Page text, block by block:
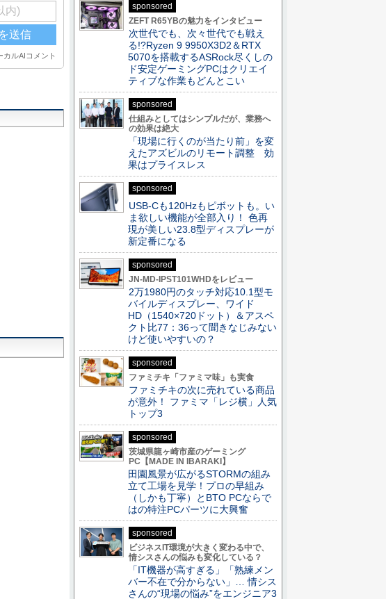
sponsored
ZEFT R65YBの魅力をインタビュー
次世代でも、次々世代でも戦え
る!?Ryzen 9 9950X3D2＆RTX
5070を搭載するASRock尽くしの
ド安定ゲーミングPCはクリエイ
ティブな作業もどんとこい
sponsored
仕組みとしてはシンプルだが、業務へ
の効果は絶大
「現場に行くのが当たり前」を変
えたアズビルのリモート調整 効
果はプライスレス
sponsored
USB-Cも120Hzもピボットも。い
ま欲しい機能が全部入り！ 色再
現が美しい23.8型ディスプレーが
新定番になる
sponsored
JN-MD-IPST101WHDをレビュー
2万1980円のタッチ対応10.1型モ
バイルディスプレー、ワイド
HD（1540×720ドット）＆アスペ
クト比77：36って聞きなじみない
けど使いやすいの？
sponsored
ファミチキ「ファミマ味」も実食
ファミチキの次に売れている商品
が意外！ ファミマ「レジ横」人気
トップ3
sponsored
茨城県龍ヶ崎市産のゲーミング
PC【MADE IN IBARAKI】
田園風景が広がるSTORMの組み
立て工場を見学！プロの早組み
（しかも丁寧）とBTO PCならで
はの特注PCパーツに大興奮
sponsored
ビジネスIT環境が大きく変わる中で、
情シスさんの悩みも変化している？
「IT機器が高すぎる」「熟練メン
バー不在で分からない」… 情シス
さんの“現場の悩み”をエンジニア3